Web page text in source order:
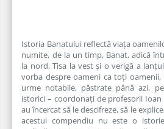
Istoria Banatului reflectă viața
numite, de la un timp, Banat, adică
la nord, Tisa la vest și o verigă a
vorba despre oameni ca toți oamenii,
urme notabile, păstrate până azi,
istorici – coordonați de profesorii Ioan
au încercat să le descifreze, să le
acestui compendiu nu este o